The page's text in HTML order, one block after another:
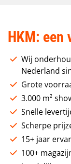
HKM: een
Wij
Nederland
Grote
3.000 m²
Snelle
Scherpe
15+ jaar
100+